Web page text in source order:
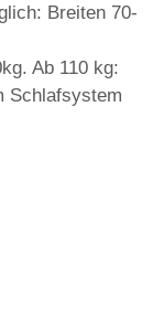
Breiten 70-
Ab 110 kg:
Schlafsystem